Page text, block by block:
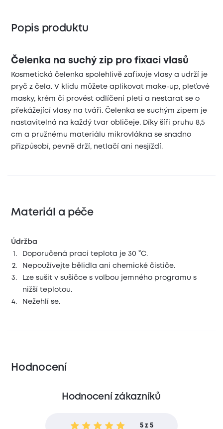
Popis produktu
Čelenka na suchý zip pro fixaci vlasů
Kosmetická čelenka spolehlivě zafixuje vlasy a udrží je
pryč z čela. V klidu můžete aplikovat make-up, pleťové
masky, krém či provést odlíčení pleti a nestarat se o
překážející vlasy na tváři. Čelenka se suchým zipem je
nastavitelná na každý tvar obličeje. Díky šíři pruhu 8,5
cm a pružnému materiálu mikrovlákna se snadno
přizpůsobí, pevně drží, netlačí ani nesjíždí.
Materiál a péče
Údržba
Doporučená prací teplota je 30 °C.
Nepoužívejte bělidla ani chemické čističe.
Lze sušit v sušičce s volbou jemného programu s
nižší teplotou.
Nežehlí se.
Hodnocení
Hodnocení zákazníků
5 z 5